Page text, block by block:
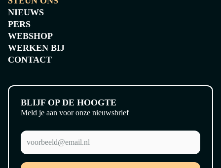
NIEUWS
PERS
WEBSHOP
WERKEN BIJ
CONTACT
BLIJF OP DE HOOGTE
Meld je aan voor onze nieuwsbrief